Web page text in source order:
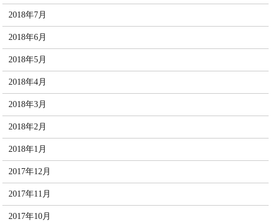
2018年7月
2018年6月
2018年5月
2018年4月
2018年3月
2018年2月
2018年1月
2017年12月
2017年11月
2017年10月